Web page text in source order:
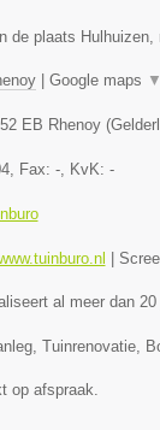
de plaats
| Google maps ▼
EB Rhenoy(
, Fax: -, KvK: -
al meer dan
Tuinrenovatie,
op afspraak.